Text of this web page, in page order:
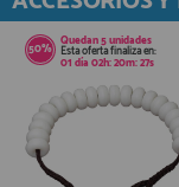
50% Quedan5unidades
Esta oferta finaliza en:
01 día 02h:20m:27s